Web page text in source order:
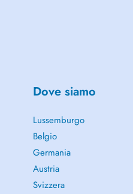
Dove siamo
Lussemburgo
Belgio
Germania
Austria
Svizzera